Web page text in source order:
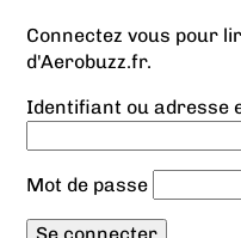
Connectez vous pour
d'Aerobuzz.fr.
Identifiant ou adresse
Mot de passe